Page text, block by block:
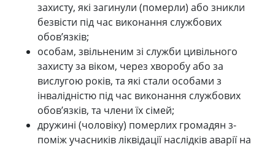
захисту, які загинули (померли) або зникли
безвісти під час виконання службових
обов’язків;
особам, звільненим зі служби цивільного
захисту за віком, через хворобу або за
вислугою років, та які стали особами з
інвалідністю під час виконання службових
обов’язків, та члени їх сімей;
дружині (чоловіку) померлих громадян з-
поміж учасників ліквідації наслідків аварії на